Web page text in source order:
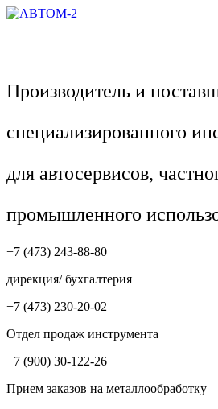
Производитель и
специализированного
для автосервисов,
промышленного
+7 (473) 243-88-80
дирекция/ бухгалтерия
+7 (473) 230-20-02
Отдел продаж инструмента
+7 (900) 30-122-26
Прием заказов на металлообработку